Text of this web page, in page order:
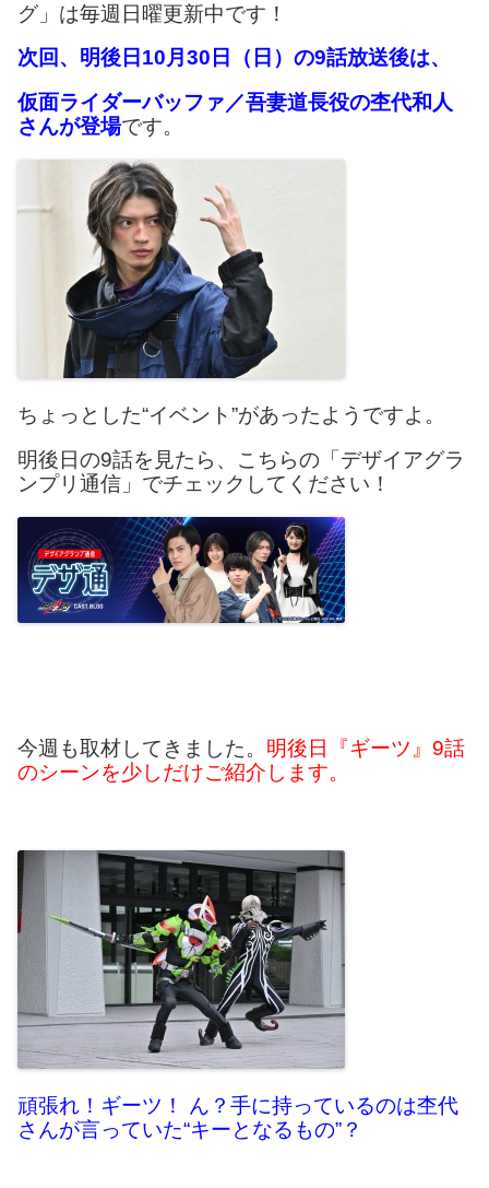
グ」は毎週日曜更新中です！
次回、明後日10月30日（日）の9話放送後は、
仮面ライダーバッファ／吾妻道長役の杢代和人
さんが登場です。
ちょっとした“イベント”があったようですよ。
明後日の9話を見たら、こちらの「デザイアグラ
ンプリ通信」でチェックしてください！
今週も取材してきました。 明後日『ギーツ』9話
のシーンを少しだけご紹介します。
頑張れ！ギーツ！ ん？手に持っているのは杢代
さんが言っていた“キーとなるもの”？